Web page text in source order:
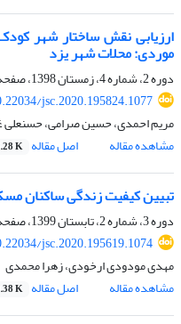
ارزیابی نقش ساختار شهر
موردی: محلات شهر یزد
دوره 2، شماره 4، زمستان 1398، صفحه
jsc.2020.195824.1077
مریم احمدی، حسین صرامی، حسنعلی
مشاهده مقاله
اصل مقاله K
تبیین کیفیت زندگی ساکنان
دوره 3، شماره 2، تابستان 1399، صفحه
jsc.2020.195619.1074
مهدی مودودی ارخودی، زهرا محمدی
مشاهده مقاله
اصل مقاله K